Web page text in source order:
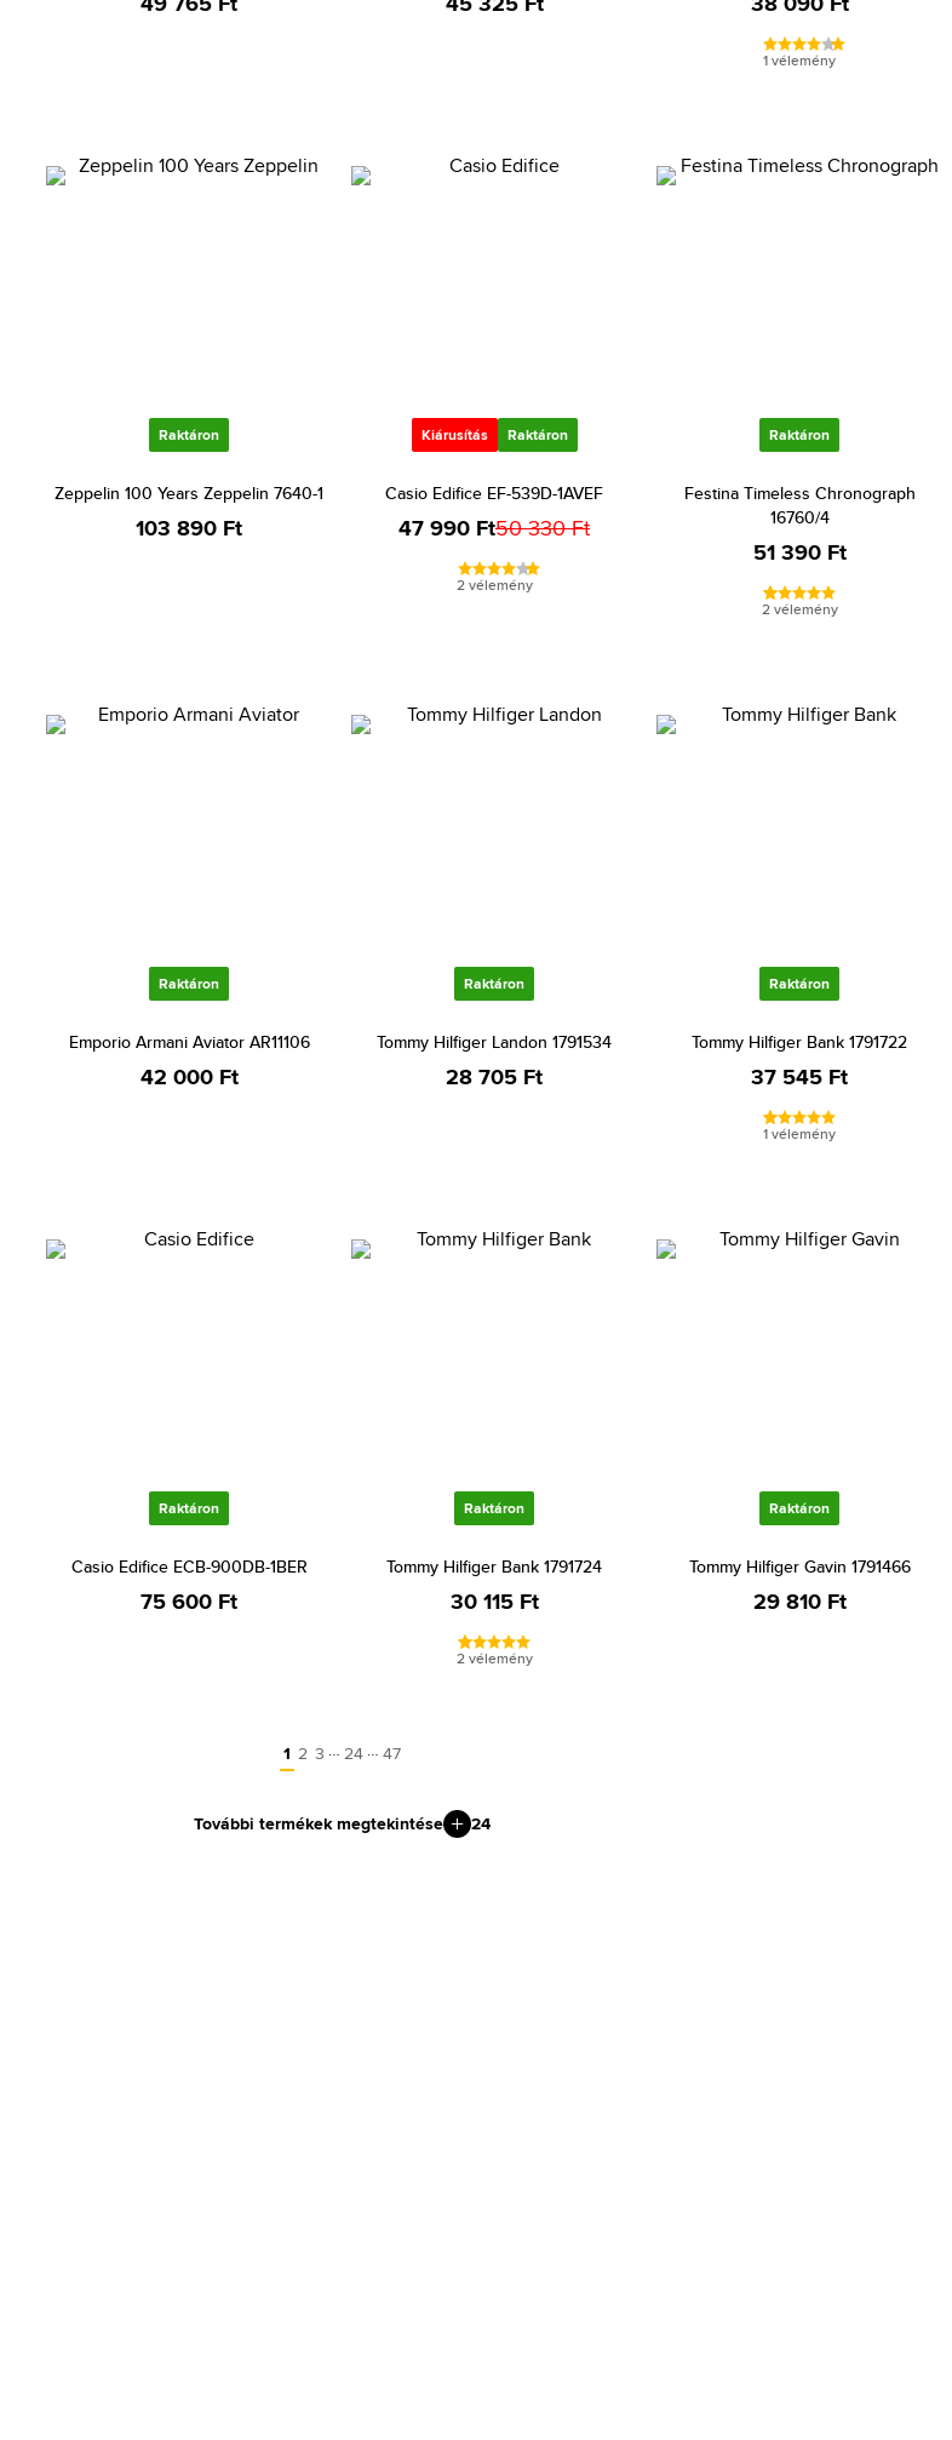
1 vélemény
Raktáron
Zeppelin 100 Years Zeppelin 7640-1
103 890 Ft
Kiárusítás Raktáron
Casio Edifice EF-539D-1AVEF
47 990 Ft50 330 Ft
2 vélemény
Raktáron
Festina Timeless Chronograph
16760/4
51 390 Ft
2 vélemény
Raktáron
Emporio Armani Aviator AR11106
42 000 Ft
Raktáron
Tommy Hilfiger Landon 1791534
28 705 Ft
Raktáron
Tommy Hilfiger Bank 1791722
37 545 Ft
1 vélemény
Raktáron
Casio Edifice ECB-900DB-1BER
75 600 Ft
Raktáron
Tommy Hilfiger Bank 1791724
30 115 Ft
2 vélemény
Raktáron
Tommy Hilfiger Gavin 1791466
29 810 Ft
1 2 3 … 24 … 47
További termékek megtekintése 24